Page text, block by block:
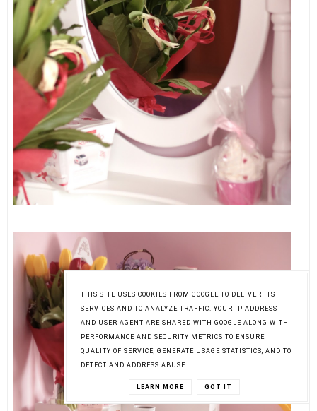
THIS SITE USES COOKIES FROM GOOGLE TO DELIVER ITS
SERVICES AND TO ANALYZE TRAFFIC. YOUR IP ADDRESS
AND USER-AGENT ARE SHARED WITH GOOGLE ALONG WITH
PERFORMANCE AND SECURITY METRICS TO ENSURE
QUALITY OF SERVICE, GENERATE USAGE STATISTICS, AND TO
DETECT AND ADDRESS ABUSE.
LEARN MORE GOT IT